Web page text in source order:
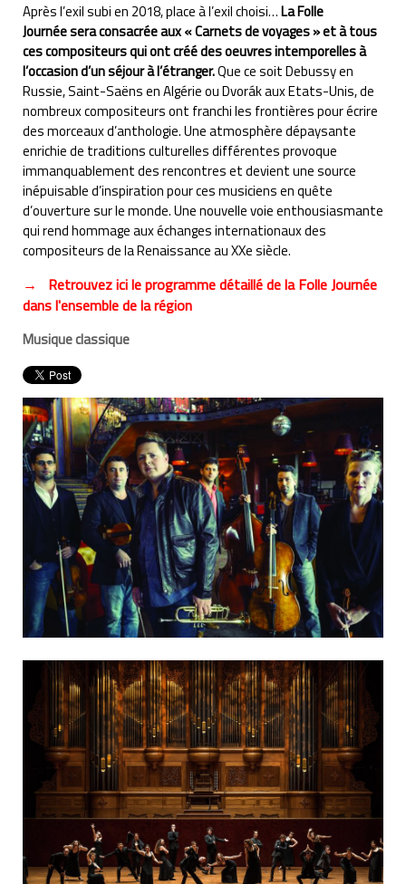
Après l’exil subi en 2018, place à l’exil choisi…La Folle
Journée sera consacrée aux « Carnets de voyages » et à tous
ces compositeurs qui ont créé des oeuvres intemporelles à
l’occasion d’un séjour à l’étranger.Que ce soit Debussy en
Russie, Saint-Saëns en Algérie ou Dvorák aux Etats-Unis, de
nombreux compositeurs ont franchi les frontières pour écrire
des morceaux d’anthologie. Une atmosphère dépaysante
enrichie de traditions culturelles différentes provoque
immanquablement des rencontres et devient une source
inépuisable d’inspiration pour ces musiciens en quête
d’ouverture sur le monde. Une nouvelle voie enthousiasmante
qui rend hommageauxéchanges internationaux des
compositeurs de la Renaissance au XXe siècle.
→ Retrouvez ici le programme détaillé de la Folle Journée
dans l'ensemble de la région
Musique classique